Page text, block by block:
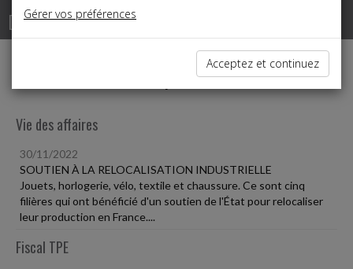
Dépêches
Liste des dernières dépêches
Vie des affaires
30/11/2022
SOUTIEN À LA RELOCALISATION INDUSTRIELLE
Jouets, horlogerie, vélo, textile et chaussure. Ce sont cinq
filières qui ont bénéficié d'un soutien de l'État pour relocaliser
leur production en France....
Fiscal TPE
Gérer vos préférences
Acceptez et continuez